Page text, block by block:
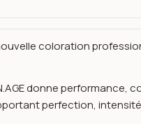
coloration
donne performance,
perfection,